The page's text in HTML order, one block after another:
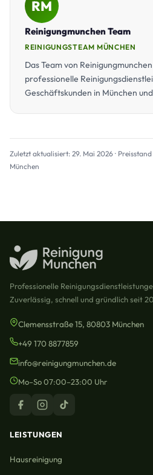
RM
Reinigungmunchen Team
REINIGUNGSTEAM MÜNCHEN
Das Team von
professionelle
Geschäftskunden in München
Zuletzt aktualisiert: 29. Mai 2026 ·
München
Professionelle
Zuverlässig, schnell und gründlich seit
Clemensstraße 15, 80803 München
+49 170 8877859
info@reinigungmunchen.de
Mo–So 07:00–23:00 Uhr
LEISTUNGEN
Hausreinigung